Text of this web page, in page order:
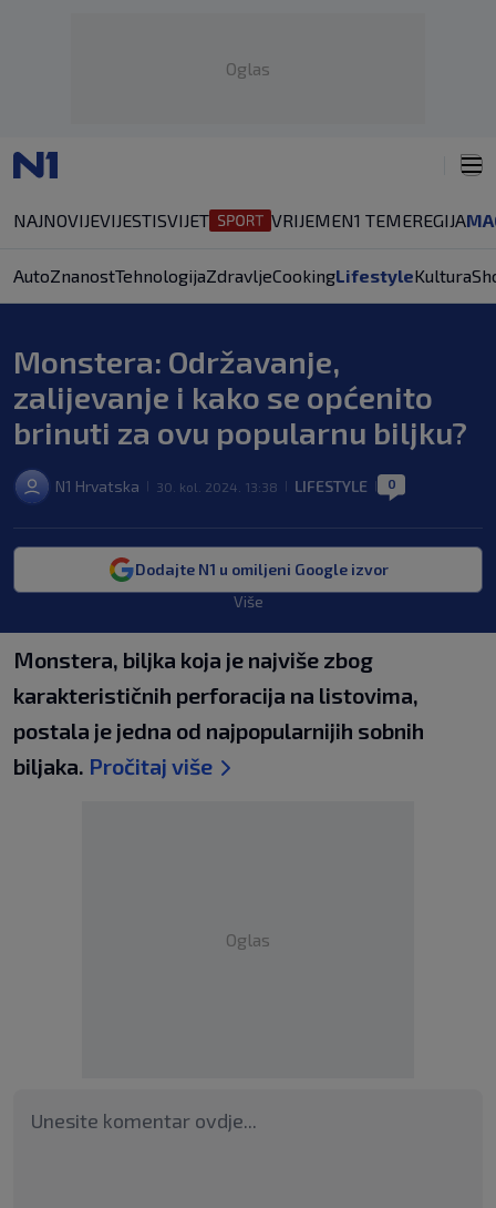
Oglas
NAJNOVIJEVIJESTISVIJET VRIJEMEN1 TEMEREGIJA
AutoZnanostTehnologijaZdravljeCookingLifestyleKultura
Monstera: Održavanje,
zalijevanje i kako se općenito
brinuti za ovu popularnu biljku?
N1 Hrvatska 30. kol. 2024. 13:38 LIFESTYLE 0
Dodajte N1 u omiljeni Google izvor
Više
Monstera, biljka koja je najviše zbog
karakterističnih perforacija na listovima,
postala je jedna od najpopularnijih sobnih
biljaka. Pročitaj više
Oglas